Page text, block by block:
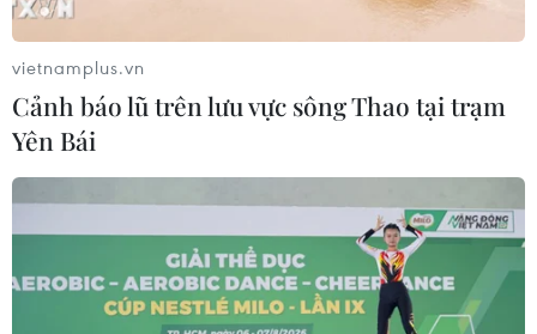
cảnh báo mưa lớn trên
diện rộng
06/08/2026 08:36
vietnamplus.vn
Cảnh báo lũ trên lưu vực sông Thao tại trạm
Yên Bái